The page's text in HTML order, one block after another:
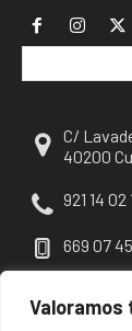
Valoramos
C/
40200
921 14 02
669 07